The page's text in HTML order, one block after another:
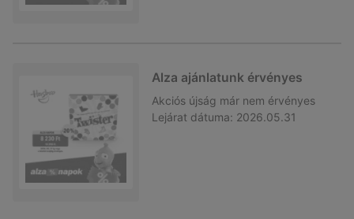
Alza ajánlatunk érvényes
Akciós újság már nem érvényes
Lejárat dátuma: 2026.05.31